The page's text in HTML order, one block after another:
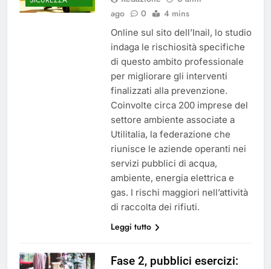
ago
0 4 mins
Online sul sito dell’Inail, lo studio
indaga le rischiosità specifiche
di questo ambito professionale
per migliorare gli interventi
finalizzati alla prevenzione.
Coinvolte circa 200 imprese del
settore ambiente associate a
Utilitalia, la federazione che
riunisce le aziende operanti nei
servizi pubblici di acqua,
ambiente, energia elettrica e
gas. I rischi maggiori nell’attività
di raccolta dei rifiuti.
Leggi tutto
Fase 2, pubblici esercizi: